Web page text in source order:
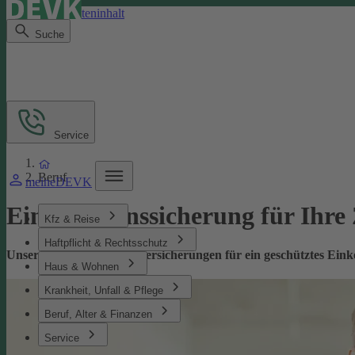
Direkt zum Seiteninhalt
Suche
meineDEVK
Kfz & Reise
Haftpflicht & Rechtsschutz
Haus & Wohnen
Krankheit, Unfall & Pflege
Beruf, Alter & Finanzen
Service
Service
Beruf
Einkommenssicherung für
Unsere leistungsstarken Versicherungen für ein geschütztes